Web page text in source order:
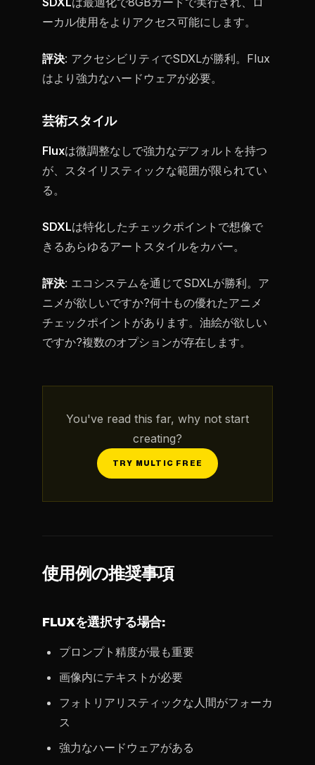
ーカル使用をよりアクセス可能にします。
評決: アクセシビリティでSDXLが勝利。Flux
はより強力なハードウェアが必要。
芸術スタイル
Fluxは微調整なしで強力なデフォルトを持つ
が、スタイリスティックな範囲が限られてい
る。
SDXLは特化したチェックポイントで想像で
きるあらゆるアートスタイルをカバー。
評決: エコシステムを通じてSDXLが勝利。ア
ニメが欲しいですか?何十もの優れたアニメ
チェックポイントがあります。油絵が欲しい
ですか?複数のオプションが存在します。
You've read this far, why not start
creating?
TRY MULTIC FREE
使用例の推奨事項
FLUXを選択する場合:
プロンプト精度が最も重要
画像内にテキストが必要
フォトリアリスティックな人間がフォーカ
ス
強力なハードウェアがある